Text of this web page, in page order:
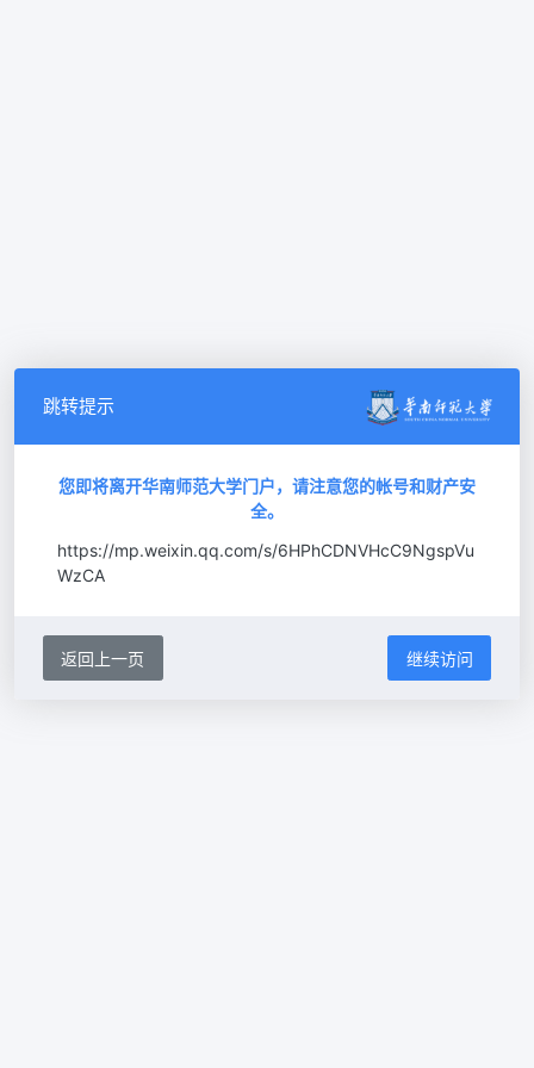
跳转提示
您即将离开华南师范大学门户，请注意您的帐号和财产安
全。
https://mp.weixin.qq.com/s/6HPhCDNVHcC9NgspVu
WzCA
返回上一页 继续访问